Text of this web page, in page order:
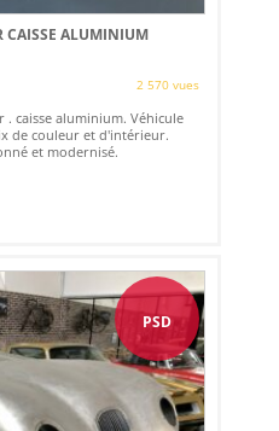
CAISSE ALUMINIUM
2 570 vues
. caisse aluminium. Véhicule
de couleur et d'intérieur.
et modernisé.
PSD